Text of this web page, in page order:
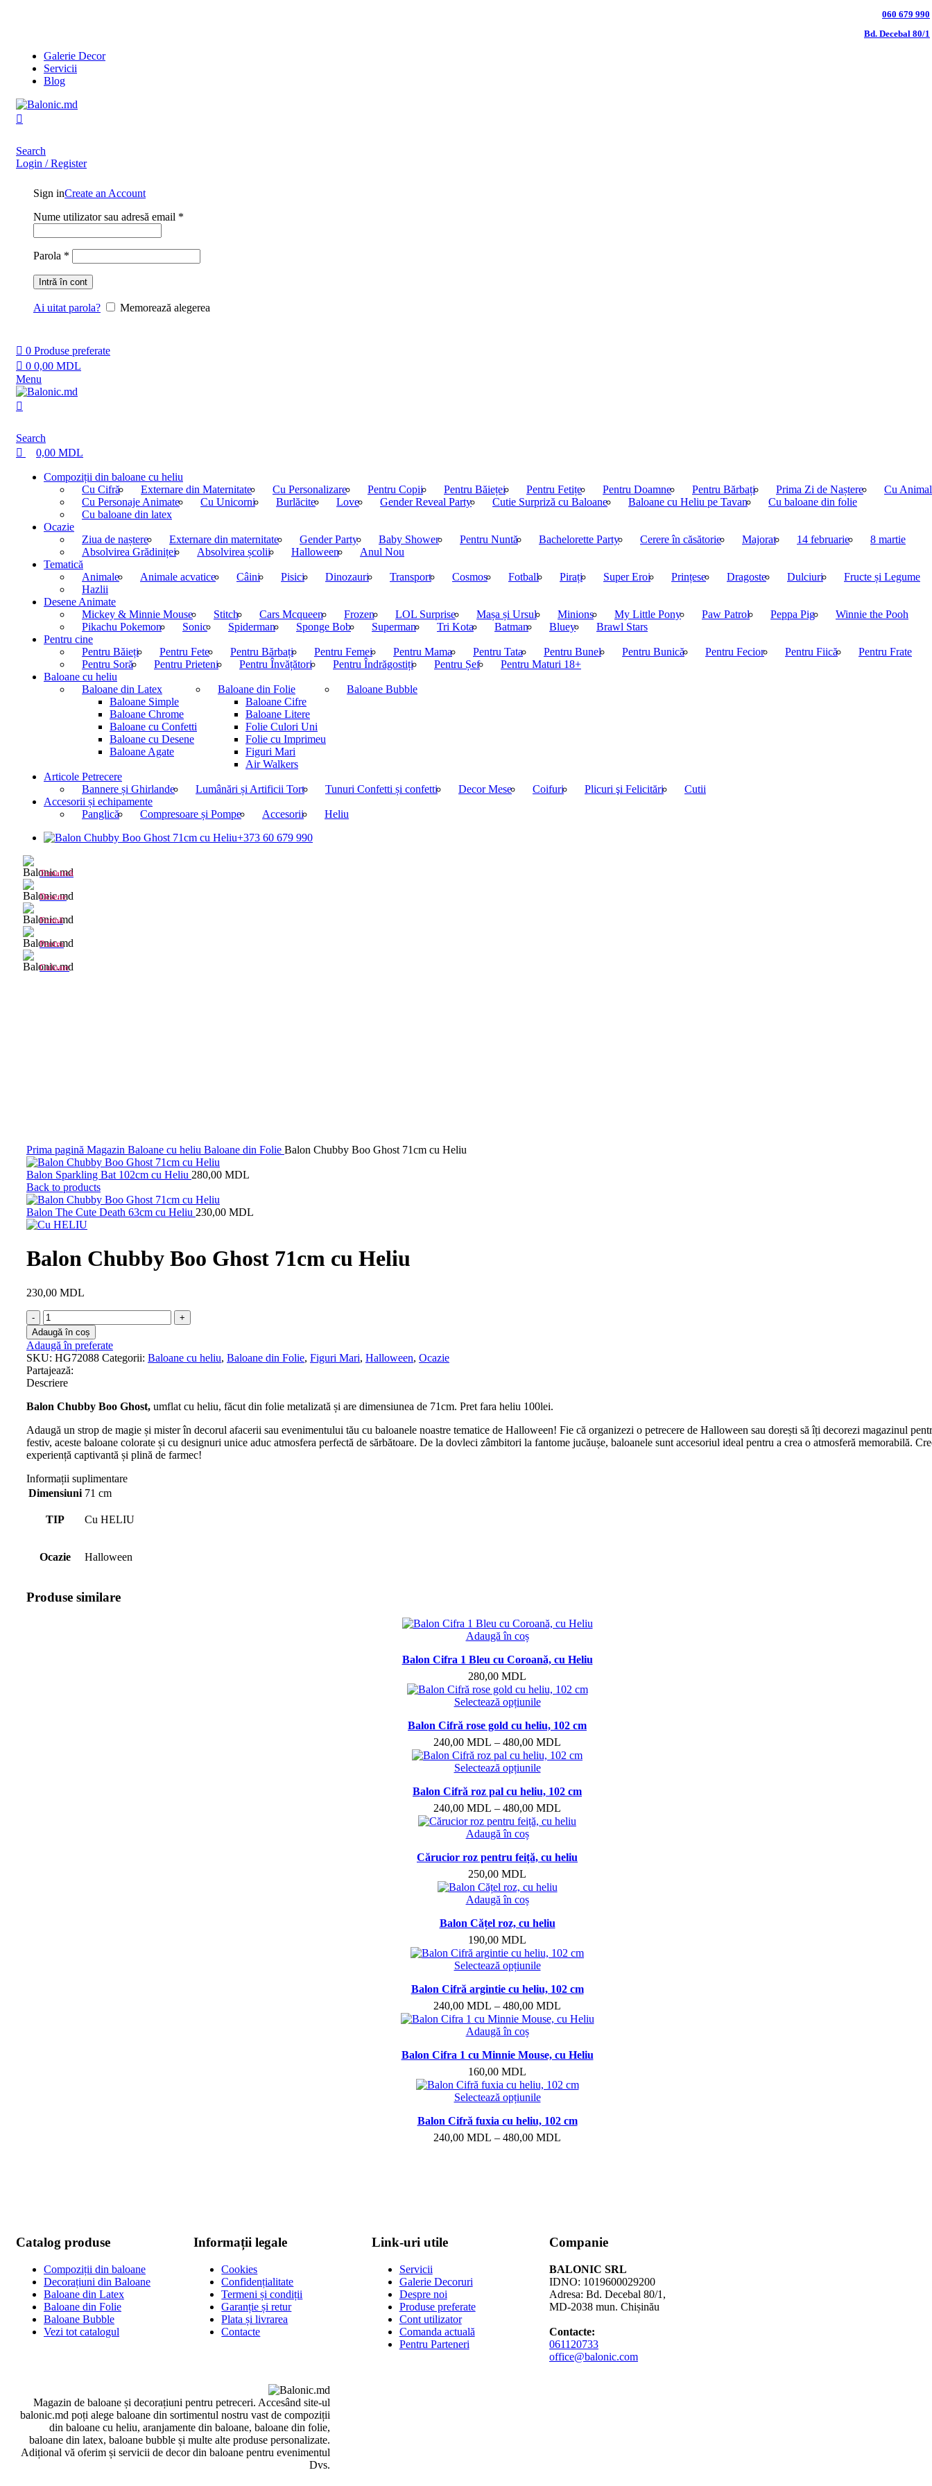
060 679 990
Bd. Decebal 80/1
Galerie Decor
Servicii
Blog
Search
Login / Register
Sign inCreate an Account
Nume utilizator sau adresă email *
Parola *
Intră în cont
Ai uitat parola? Memorează alegerea
0 Produse preferate
0 0,00 MDL
Menu
Search
0,00 MDL
Compoziții din baloane cu heliu
Cu Cifră
Externare din Maternitate Cu Personalizare Pentru Copii Pentru Băieței Pentru Fetițe Pentru Doamne Pentru Bărbați Prima Zi de Naștere
Cu
Cu Personaje Animate
Cu Unicorni Burlăcite Love Gender Reveal Party Cutie Surpriză cu Baloane Baloane cu Heliu pe Tavan
Cu baloane din folie
Cu baloane din latex
Ocazie
Ziua de naștere
Externare din maternitate Gender Party Baby Shower Pentru Nuntă Bachelorette Party Cerere în căsătorie Majorat 14 februarie
8 martie
Absolvirea Grădiniței
Absolvirea școlii Halloween
Anul Nou
Tematică
Animale
Animale acvatice Câini Pisici Dinozauri Transport Cosmos Fotball Pirați Super Eroi Prințese Dragoste Dulciuri
Fructe și Legume
Hazlii
Desene Animate
Mickey & Minnie Mouse
Stitch Cars Mcqueen Frozen LOL Surprise Mașa și Ursul Minions My Little Pony Paw Patrol Peppa Pig
Winnie the Pooh
Pikachu Pokemon
Sonic Spiderman Sponge Bob Superman Tri Kota Batman Bluey
Brawl Stars
Pentru cine
Pentru Băieți
Pentru Fete Pentru Bărbați Pentru Femei Pentru Mama Pentru Tata Pentru Bunel Pentru Bunică Pentru Fecior Pentru Fiică
Pentru Frate
Pentru Soră
Pentru Prieteni Pentru Învățători Pentru Îndrăgostiți Pentru Șef
Pentru Maturi 18+
Baloane cu heliu
Baloane din Latex
Baloane Simple
Baloane Chrome
Baloane cu Confetti
Baloane cu Desene
Baloane Agate
Baloane din Folie
Baloane Cifre
Baloane Litere
Folie Culori Uni
Folie cu Imprimeu
Figuri Mari
Air Walkers
Baloane Bubble
Articole Petrecere
Bannere și Ghirlande
Lumânări și Artificii Tort Tunuri Confetti și confetti Decor Mese Coifuri Plicuri şi Felicitări
Cutii
Accesorii și echipamente
Panglică
Compresoare și Pompe Accesorii
Heliu
+373 60 679 990
Tematică
Desene
Formă
Pentru
Culoare
Prima pagină Magazin Baloane cu heliu Baloane din Folie Balon Chubby Boo Ghost 71cm cu Heliu
Balon Sparkling Bat 102cm cu Heliu 280,00 MDL
Back to products
Balon The Cute Death 63cm cu Heliu 230,00 MDL
Balon Chubby Boo Ghost 71cm cu Heliu
230,00 MDL
Adaugă în coș
Adaugă în preferate
SKU: HG72088 Categorii: Baloane cu heliu, Baloane din Folie, Figuri Mari, Halloween, Ocazie
Partajează:
Descriere
Balon Chubby Boo Ghost, umflat cu heliu, făcut din folie metalizată și are dimensiunea de 71cm. Pret fara heliu 100lei.
Adaugă un strop de magie și mister în decorul afacerii sau evenimentului tău cu baloanele noastre tematice de Halloween! Fie că organizezi o petrecere de Halloween sau dorești să îți decorezi magazinul
festiv, aceste baloane colorate și cu designuri unice aduc atmosfera perfectă de sărbătoare. De la dovleci zâmbitori la fantome jucăușe, baloanele sunt accesoriul ideal pentru a crea o atmosferă memorabilă.
experiență captivantă și plină de farmec!
Informații suplimentare
Dimensiuni 71 cm
TIP Cu HELIU
Ocazie Halloween
Produse similare
Adaugă în coș
Balon Cifra 1 Bleu cu Coroană, cu Heliu
280,00 MDL
Selectează opțiunile
Balon Cifră rose gold cu heliu, 102 cm
240,00 MDL – 480,00 MDL
Selectează opțiunile
Balon Cifră roz pal cu heliu, 102 cm
240,00 MDL – 480,00 MDL
Adaugă în coș
Cărucior roz pentru feiță, cu heliu
250,00 MDL
Adaugă în coș
Balon Cățel roz, cu heliu
190,00 MDL
Selectează opțiunile
Balon Cifră argintie cu heliu, 102 cm
240,00 MDL – 480,00 MDL
Adaugă în coș
Balon Cifra 1 cu Minnie Mouse, cu Heliu
160,00 MDL
Selectează opțiunile
Balon Cifră fuxia cu heliu, 102 cm
240,00 MDL – 480,00 MDL
Catalog produse
Compoziții din baloane
Decorațiuni din Baloane
Baloane din Latex
Baloane din Folie
Baloane Bubble
Vezi tot catalogul
Informații legale
Cookies
Confidențialitate
Termeni și condiții
Garanție și retur
Plata și livrarea
Contacte
Link-uri utile
Servicii
Galerie Decoruri
Despre noi
Produse preferate
Cont utilizator
Comanda actuală
Pentru Parteneri
Companie
BALONIC SRL
IDNO: 1019600029200
Adresa: Bd. Decebal 80/1,
MD-2038 mun. Chișinău
Contacte:
061120733
office@balonic.com
Magazin de baloane și decorațiuni pentru petreceri. Accesând site-ul
balonic.md poți alege baloane din sortimentul nostru vast de compoziții
din baloane cu heliu, aranjamente din baloane, baloane din folie,
baloane din latex, baloane bubble și multe alte produse personalizate.
Adițional vă oferim și servicii de decor din baloane pentru evenimentul
Dvs.